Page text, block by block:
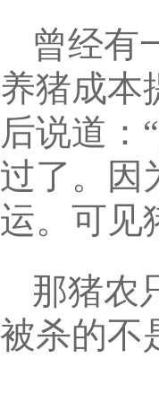
曾经有
养猪成本
后说道：
过了。因
运。可见
那猪农
被杀的不